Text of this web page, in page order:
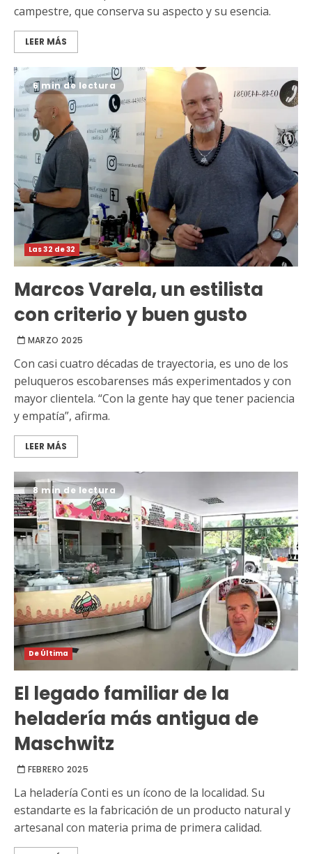
campestre, que conserva su aspecto y su esencia.
LEER MÁS
6 min de lectura
Las 32 de 32
Marcos Varela, un estilista
con criterio y buen gusto
MARZO 2025
Con casi cuatro décadas de trayectoria, es uno de los
peluqueros escobarenses más experimentados y con
mayor clientela. “Con la gente hay que tener paciencia
y empatía”, afirma.
LEER MÁS
8 min de lectura
De Última
El legado familiar de la
heladería más antigua de
Maschwitz
FEBRERO 2025
La heladería Conti es un ícono de la localidad. Su
estandarte es la fabricación de un producto natural y
artesanal con materia prima de primera calidad.